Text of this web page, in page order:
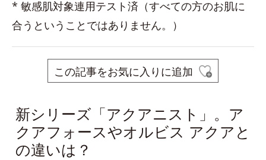
* 敏感肌対象連用テスト済（すべての方のお肌に
合うということではありません。）
この記事をお気に入りに追加
新シリーズ「アクアニスト」。ア
クアフォースやオルビス アクアと
の違いは？